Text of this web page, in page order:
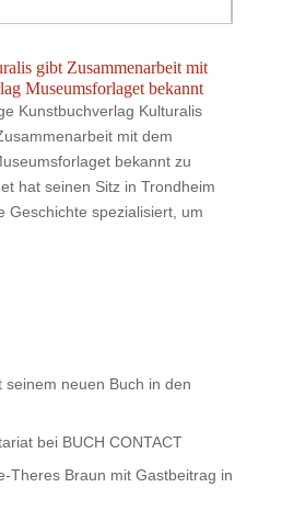
gibt Zusammenarbeit mit
Museumsforlaget bekannt
Kunstbuchverlag Kulturalis
mit dem
bekannt zu
hat seinen Sitz in Trondheim
Geschichte spezialisiert, um
seinem neuen Buch in den
bei BUCH CONTACT
Theres Braun mit Gastbeitrag in